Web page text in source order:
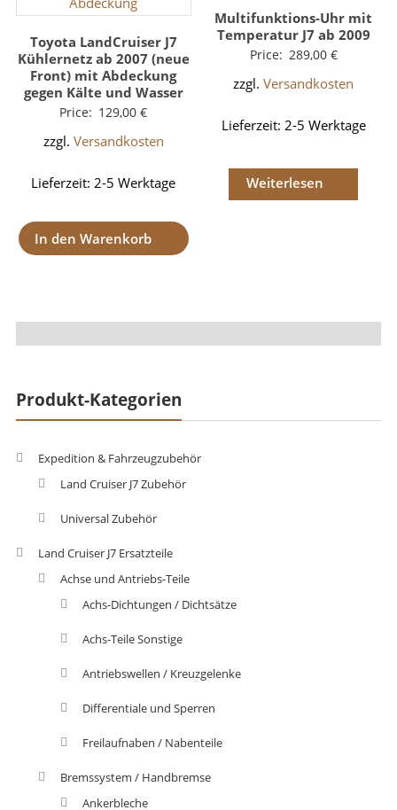
Toyota LandCruiser J7
Kühlernetz ab 2007 (neue
Front) mit Abdeckung
gegen Kälte und Wasser
Price: 129,00€
zzgl. Versandkosten
Lieferzeit:2-5 Werktage
In den Warenkorb
Multifunktions-Uhr mit
Temperatur J7 ab 2009
Price: 289,00 €
zzgl.Versandkosten
Lieferzeit: 2-5 Werktage
Weiterlesen
Produkt-Kategorien
Expedition & Fahrzeugzubehör
Land Cruiser J7 Zubehör
Universal Zubehör
Land Cruiser J7 Ersatzteile
Achse und Antriebs-Teile
Achs-Dichtungen / Dichtsätze
Achs-Teile Sonstige
Antriebswellen / Kreuzgelenke
Differentiale und Sperren
Freilaufnaben / Nabenteile
Bremssystem / Handbremse
Ankerbleche